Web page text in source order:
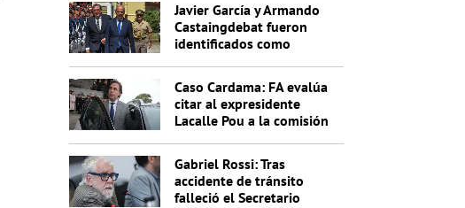
Javier García y Armando
Castaingdebat fueron
identificados como
Caso Cardama: FA evalúa
citar al expresidente
Lacalle Pou a la comisión
Gabriel Rossi: Tras
accidente de tránsito
falleció el Secretario